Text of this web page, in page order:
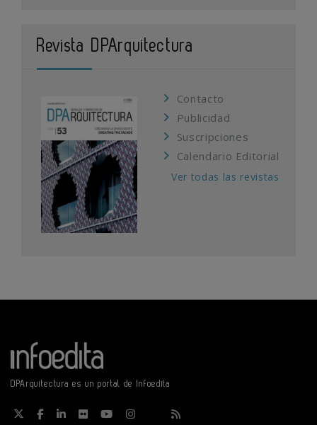
Revista DPArquitectura
Contacto
Publicidad
Suscripciones
Calendario Editorial
Ver todas las revistas
DPArquitectura es un portal de Infoedita